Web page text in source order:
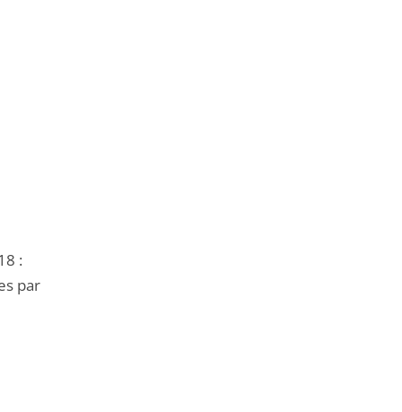
:
par